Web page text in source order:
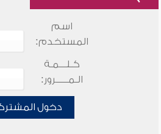
اسم
المستخدم:
كـلـــمـة
الـمـــــرور:
دخول